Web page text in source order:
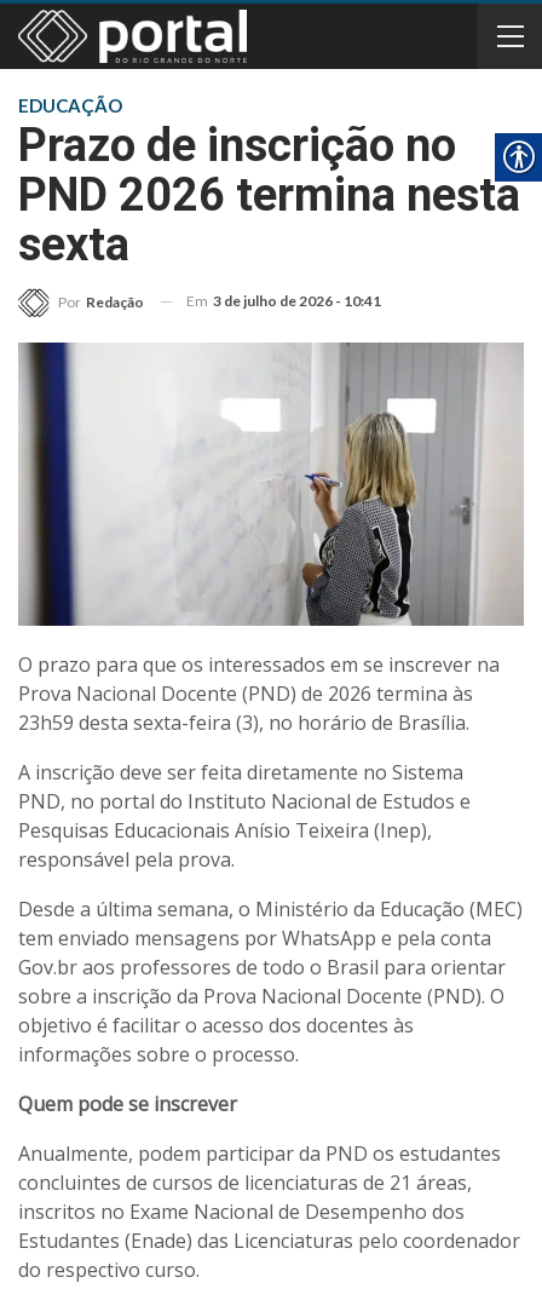
EDUCAÇÃO
Prazo de inscrição no
PND 2026 termina nesta
sexta
Por Redação Em 3 de julho de 2026 - 10:41
O prazo para que os interessados em se inscrever na
Prova Nacional Docente (PND) de 2026 termina às
23h59 desta sexta-feira (3), no horário de Brasília.
A inscrição deve ser feita diretamente no Sistema
PND, no portal do Instituto Nacional de Estudos e
Pesquisas Educacionais Anísio Teixeira (Inep),
responsável pela prova.
Desde a última semana, o Ministério da Educação (MEC)
tem enviado mensagens por WhatsApp e pela conta
Gov.br aos professores de todo o Brasil para orientar
sobre a inscrição da Prova Nacional Docente (PND). O
objetivo é facilitar o acesso dos docentes às
informações sobre o processo.
Quem pode se inscrever
Anualmente, podem participar da PND os estudantes
concluintes de cursos de licenciaturas de 21 áreas,
inscritos no Exame Nacional de Desempenho dos
Estudantes (Enade) das Licenciaturas pelo coordenador
do respectivo curso.